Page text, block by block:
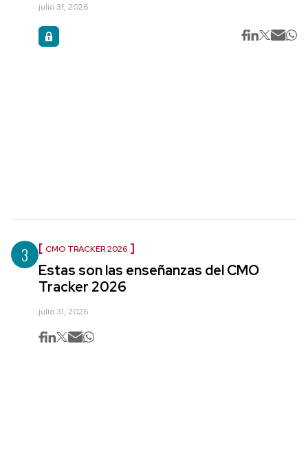
julio 31, 2026
3 CMO TRACKER 2026
Estas son las enseñanzas del CMO
Tracker 2026
julio 31, 2026